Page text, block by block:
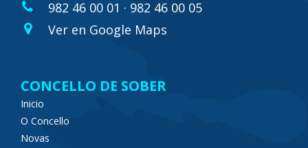
982 46 00 01 · 982 46 00 05
Ver en Google Maps
CONCELLO DE SOBER
Inicio
O Concello
Novas